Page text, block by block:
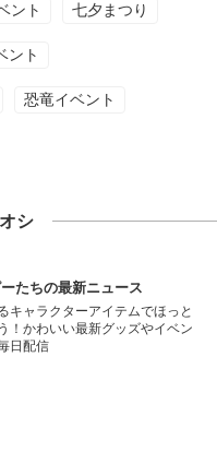
ント 七夕まつり
ント
恐竜イベント
シ
たちの最新ニュース
キャラクターアイテムでほっと
！かわいい最新グッズやイベン
日配信